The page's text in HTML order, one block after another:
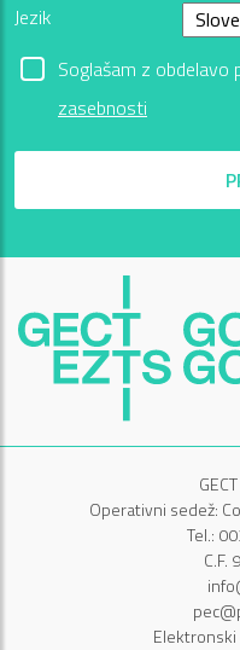
Jezik
Soglašam z obdelavo
zasebnosti
Operativni sedež:
Tel.:
C.F.
Elektronski